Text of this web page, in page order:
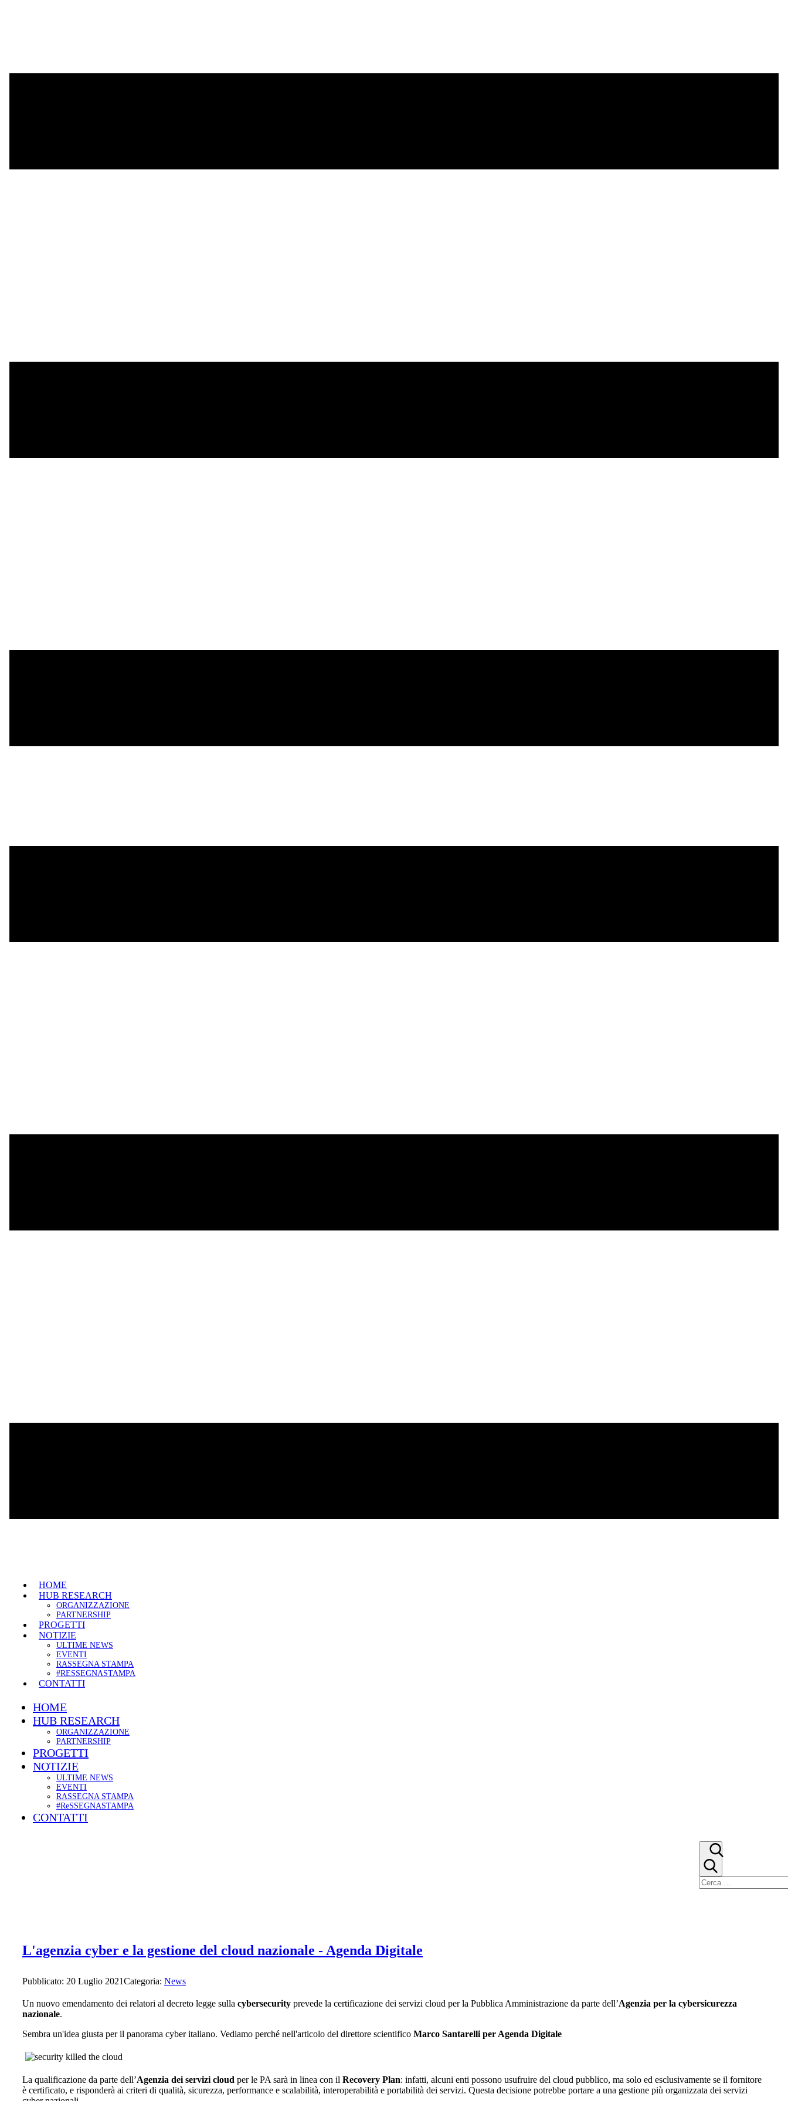
HOME
HUB RESEARCH
ORGANIZZAZIONE
PARTNERSHIP
PROGETTI
NOTIZIE
ULTIME NEWS
EVENTI
RASSEGNA STAMPA
#RESSEGNASTAMPA
CONTATTI
HOME
HUB RESEARCH
ORGANIZZAZIONE
PARTNERSHIP
PROGETTI
NOTIZIE
ULTIME NEWS
EVENTI
RASSEGNA STAMPA
#ReSSEGNASTAMPA
CONTATTI
L'agenzia cyber e la gestione del cloud nazionale - Agenda Digitale
Pubblicato: 20 Luglio 2021Categoria: News
Un nuovo emendamento dei relatori al decreto legge sulla cybersecurity prevede la certificazione dei servizi cloud per la Pubblica Amministrazione da parte dell’Agenzia per la cybersicurezza
nazionale.
Sembra un'idea giusta per il panorama cyber italiano. Vediamo perché nell'articolo del direttore scientifico Marco Santarelli per Agenda Digitale
La qualificazione da parte dell’Agenzia dei servizi cloud per le PA sarà in linea con il Recovery Plan: infatti, alcuni enti possono usufruire del cloud pubblico, ma solo ed esclusivamente se il fornitore
è certificato, e risponderà ai criteri di qualità, sicurezza, performance e scalabilità, interoperabilità e portabilità dei servizi. Questa decisione potrebbe portare a una gestione più organizzata dei servizi